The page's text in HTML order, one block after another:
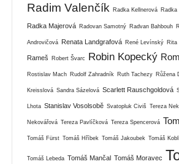
Radim Valenčík Radka Kellnerová Radka
Radka Majerová Radovan Samotný Radvan Bahbouh
Androvičová Renata Landgrafová René Levínský Rita
Rameš Robert Švarc Robin Kopecký
Rostislav Mach Rudolf Zahradník Ruth Tachezy Růžena
Kreisslová Sandra Sázelová Scarlett Rauschgoldová
Lhota Stanislav Vosolsobě Svatopluk Civiš Tereza
Nekovářová Tereza Pavlíčková Tereza Spencerová
Tomáš Fürst Tomáš Hříbek Tomáš Jakoubek Tomáš
Tomáš Lebeda Tomáš Mančal Tomáš Moravec